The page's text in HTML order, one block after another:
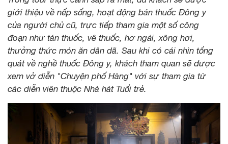
giới thiệu về nếp sống, hoạt động bán thuốc Đông y
của người chủ cũ, trực tiếp tham gia một số công
đoạn như tán thuốc, vê thuốc, hơ ngải, xông hơi,
thưởng thức món ăn dân dã. Sau khi có cái nhìn tổng
quát về nghề thuốc Đông y, khách tham quan sẽ được
xem vở diễn "Chuyện phố Hàng" với sự tham gia từ
các diễn viên thuộc Nhà hát Tuổi trẻ.